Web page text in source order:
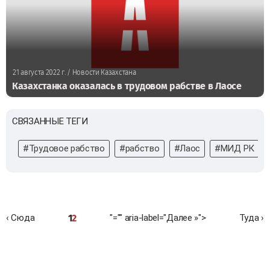
21 августа 2022 г. / Новости Казахстана
Казахстанка оказалась в трудовом рабстве в Лаосе
СВЯЗАННЫЕ ТЕГИ
#Трудовое рабство #рабство #Лаос #МИД РК
‹ Сюда 12 "="" aria-label="Далее »"> Туда ›